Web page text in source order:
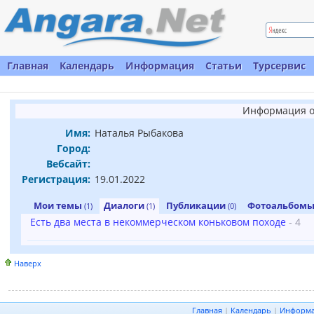
Главная Календарь Информация Статьи Турсервис
Информация
Имя: Наталья Рыбакова
Город:
Вебсайт:
Регистрация: 19.01.2022
Мои темы (1) Диалоги (1) Публикации (0)
Есть два места в некоммерческом коньковом походе - 4
Наверх
Главная | Календарь |